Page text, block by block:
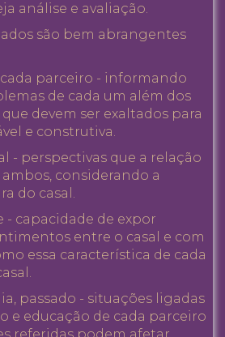
análise e avaliação.
são bem abrangentes
parceiro - informando
de cada um além dos
devem ser exaltados para
e construtiva.
- perspectivas que a relação
considerando a
do casal.
capacidade de expor
entre o casal e com
essa característica de cada
passado - situações ligadas
e educação de cada parceiro